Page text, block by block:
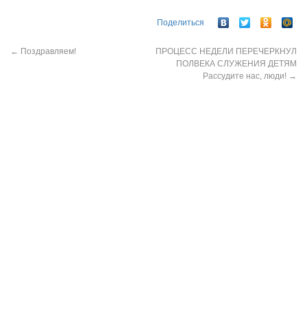
Поделиться
← Поздравляем!
ПРОЦЕСС НЕДЕЛИ ПЕРЕЧЕРКНУЛ
ПОЛВЕКА СЛУЖЕНИЯ ДЕТЯМ
Рассудите нас, люди! →